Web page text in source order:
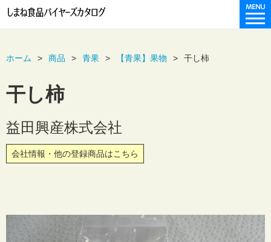
ホーム 商品 青果 【青果】果物 干し柿
干し柿
益田興産株式会社
会社情報・他の登録商品はこちら